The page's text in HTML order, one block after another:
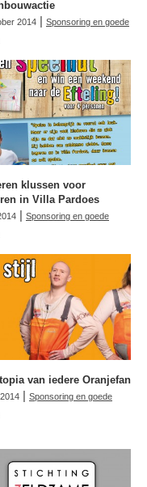
2014 | Sponsoring en goede
klussen voor
in Villa Pardoes
| Sponsoring en goede
van iedere Oranjefan
| Sponsoring en goede